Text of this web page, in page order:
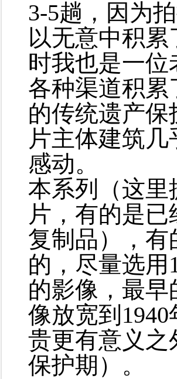
3-5趟，因为
以无意中积
时我也是一
各种渠道积
的传统遗产
片主体建筑
感动。
本系列（这里
片，有的是
复制品），
的，尽量选用
的影像，最早
像放宽到
贵更有意义之
保护期）。